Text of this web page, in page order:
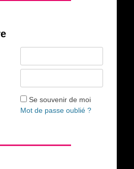
Se souvenir de moi
Mot de passe oublié ?